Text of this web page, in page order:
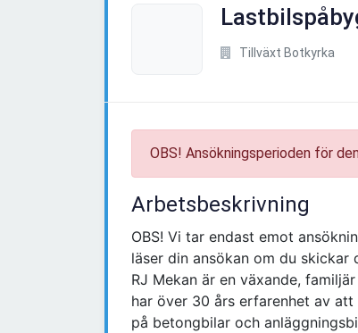
Tillväxt Botkyrka
OBS! Ansökningsperioden för
Arbetsbeskrivning
OBS! Vi tar endast emot
läser din ansökan om du skickar
RJ Mekan är en växande,
har över 30 års erfarenhet av
på betongbilar och